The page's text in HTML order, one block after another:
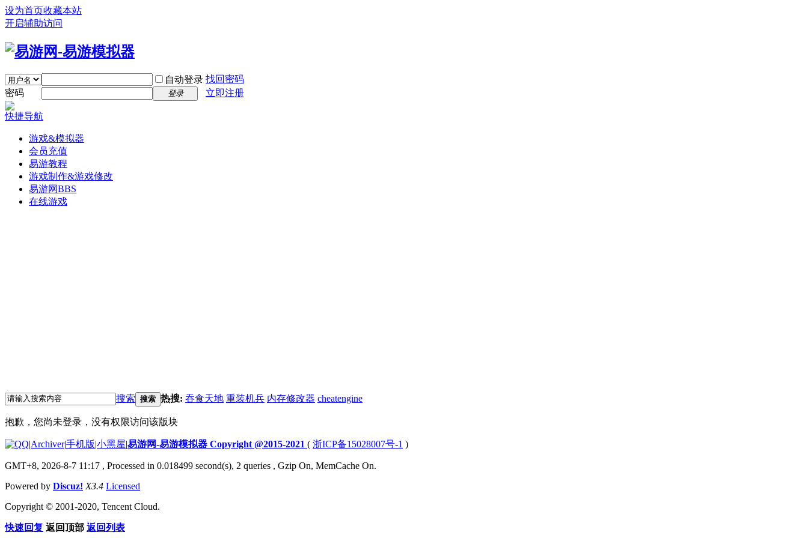
设为首页收藏本站
开启辅助访问
自动登录 找回密码
密码
登录 立即注册
快捷导航
游戏&模拟器
会员充值
易游教程
游戏制作&游戏修改
易游网BBS
在线游戏
搜索 搜索 热搜: 吞食天地 重装机兵 内存修改器 cheatengine
抱歉，您尚未登录，没有权限访问该版块
|Archiver|手机版|小黑屋|易游网-易游模拟器 Copyright @2015-2021 ( 浙ICP备15028007号-1 )
GMT+8, 2026-8-7 11:17 , Processed in 0.018499 second(s), 2 queries , Gzip On, MemCache On.
Powered by Discuz! X3.4 Licensed
Copyright © 2001-2020, Tencent Cloud.
快速回复 返回顶部 返回列表